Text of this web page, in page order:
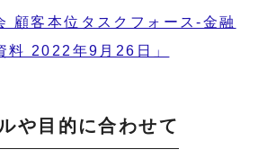
顧客本位タスクフォース-金融
料 2022年9月26日」
や目的に合わせて